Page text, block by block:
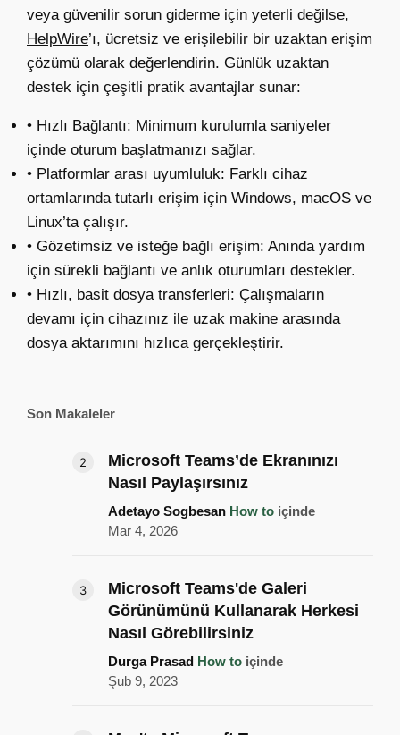
veya güvenilir sorun giderme için yeterli değilse,
HelpWire’ı, ücretsiz ve erişilebilir bir uzaktan erişim
çözümü olarak değerlendirin. Günlük uzaktan
destek için çeşitli pratik avantajlar sunar:
• Hızlı Bağlantı: Minimum kurulumla saniyeler
içinde oturum başlatmanızı sağlar.
• Platformlar arası uyumluluk: Farklı cihaz
ortamlarında tutarlı erişim için Windows, macOS ve
Linux’ta çalışır.
• Gözetimsiz ve isteğe bağlı erişim: Anında yardım
için sürekli bağlantı ve anlık oturumları destekler.
• Hızlı, basit dosya transferleri: Çalışmaların
devamı için cihazınız ile uzak makine arasında
dosya aktarımını hızlıca gerçekleştirir.
Son Makaleler
Microsoft Teams’de Ekranınızı
Nasıl Paylaşırsınız
Adetayo Sogbesan How to içinde
Mar 4, 2026
Microsoft Teams'de Galeri
Görünümünü Kullanarak Herkesi
Nasıl Görebilirsiniz
Durga Prasad How to içinde
Şub 9, 2023